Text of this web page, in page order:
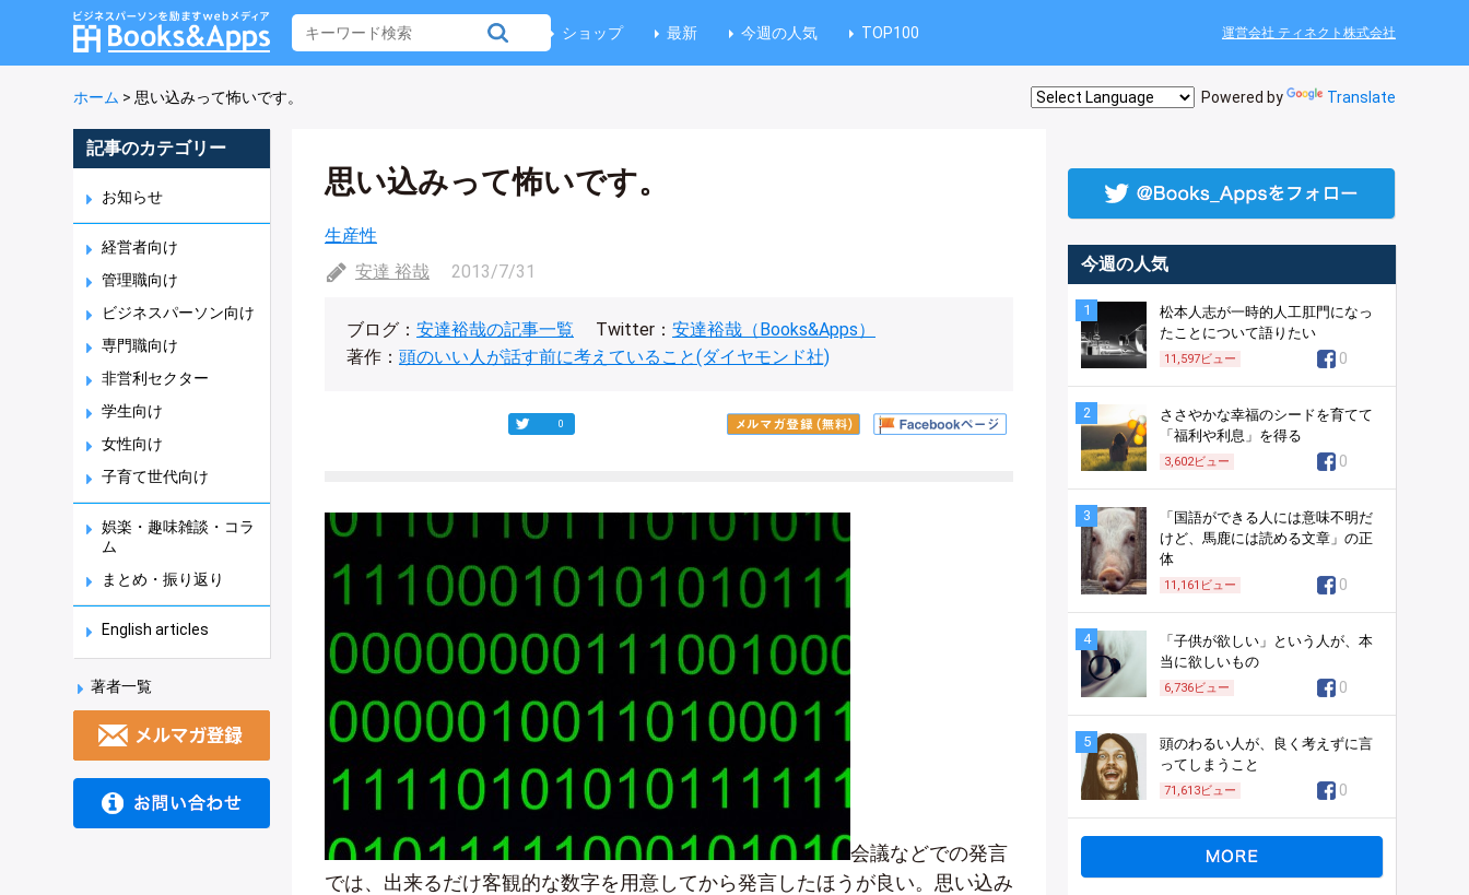
ショップ 最新 今週の人気 TOP100 運営会社 ティネクト株式会社
ホーム > 思い込みって怖いです。 Powered by Translate
記事のカテゴリー
お知らせ
経営者向け
管理職向け
ビジネスパーソン向け
専門職向け
非営利セクター
学生向け
女性向け
子育て世代向け
娯楽・趣味雑談・コラ
ム
まとめ・振り返り
English articles
著者一覧
思い込みって怖いです。
生産性
安達 裕哉
2013/7/31
ブログ： 安達裕哉の記事一覧 Twitter： 安達裕哉（Books&Apps）
著作： 頭のいい人が話す前に考えていること(ダイヤモンド社)
0
会議などでの発言
では、出来るだけ客観的な数字を用意してから発言したほうが良い。思い込み
今週の人気
1
松本人志が一時的人工肛門になっ
たことについて語りたい
11,597ビュー 0
2
ささやかな幸福のシードを育てて
「福利や利息」を得る
3,602ビュー 0
3
「国語ができる人には意味不明だ
けど、馬鹿には読める文章」の正
体
11,161 ビュー 0
4
「子供が欲しい」という人が、本
当に欲しいもの
6,736ビュー 0
5
頭のわるい人が、良く考えずに言
ってしまうこと
71,613ビュー 0